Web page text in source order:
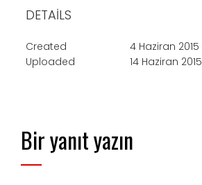
DETAILS
Created
4 Haziran 2015
Uploaded
14 Haziran 2015
Bir yanıt yazın